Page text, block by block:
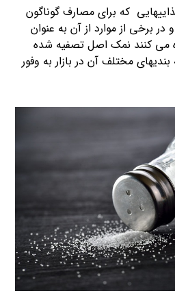
که برای مصارف گوناگون
در برخی از موارد از آن به عنوان
می کنند نمک اصل تصفیه شده
مختلف آن در بازار به وفور